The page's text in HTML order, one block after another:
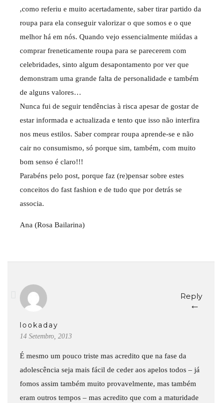
,como referiu e muito acertadamente, saber tirar partido da
roupa para ela conseguir valorizar o que somos e o que
melhor há em nós. Quando vejo essencialmente miúdas a
comprar freneticamente roupa para se parecerem com
celebridades, sinto algum desapontamento por ver que
demonstram uma grande falta de personalidade e também
de alguns valores…
Nunca fui de seguir tendências à risca apesar de gostar de
estar informada e actualizada e tento que isso não interfira
nos meus estilos. Saber comprar roupa aprende-se e não
cair no consumismo, só porque sim, também, com muito
bom senso é claro!!!
Parabéns pelo post, porque faz (re)pensar sobre estes
conceitos do fast fashion e de tudo que por detrás se
associa.
Ana (Rosa Bailarina)
lookaday
14 Setembro, 2013
Reply
←
É mesmo um pouco triste mas acredito que na fase da
adolescência seja mais fácil de ceder aos apelos todos – já
fomos assim também muito provavelmente, mas também
eram outros tempos – mas acredito que com a maturidade